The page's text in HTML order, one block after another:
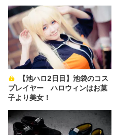
プレイヤー ハロウィンはお菓
子より美女！